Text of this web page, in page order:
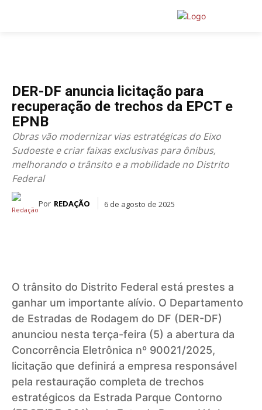
DER-DF anuncia licitação para
recuperação de trechos da EPCT e
EPNB
Obras vão modernizar vias estratégicas do Eixo
Sudoeste e criar faixas exclusivas para ônibus,
melhorando o trânsito e a mobilidade no Distrito
Federal
Por REDAÇÃO 6 de agosto de 2025
O trânsito do Distrito Federal está prestes a
ganhar um importante alívio. O Departamento
de Estradas de Rodagem do DF (DER-DF)
anunciou nesta terça-feira (5) a abertura da
Concorrência Eletrônica nº 90021/2025,
licitação que definirá a empresa responsável
pela restauração completa de trechos
estratégicos da Estrada Parque Contorno